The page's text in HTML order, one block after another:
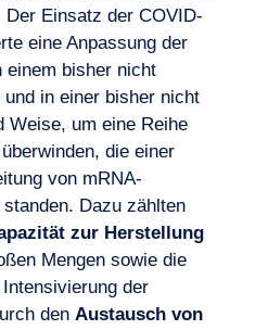
Einsatz der COVID-
eine Anpassung der
einem bisher nicht
und in einer bisher nicht
Weise, um eine Reihe
die einer
von mRNA-
Dazu zählten
zur Herstellung
Mengen sowie die
Intensivierung der
den Austausch von